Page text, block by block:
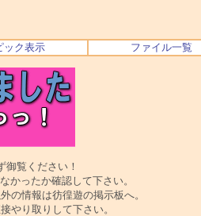
ック表示 ファイル一覧
御覧ください！
たか確認して下さい。
報は彷徨遊の掲示板へ。
り取りして下さい。